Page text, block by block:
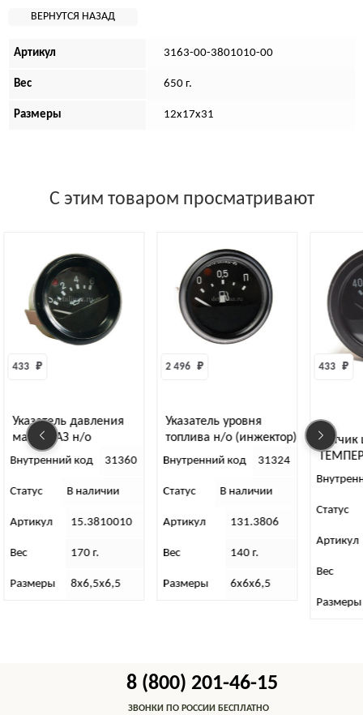
Артикул 3163-00-3801010-00
Вес 650 г.
Размеры 12х17х31
С этим товаром просматривают
31360
Указатель уровня
топлива н/о (инжектор)
Внутренний код 31324
Статус В наличии
Артикул 131.3806
Вес
Размеры 6х6х6,5
Датчик щитка приборов
ТЕМПЕРАТУРЫ с/о ЗАВОД
35889
В наличии
УК-145А3807010
8 (800) 201-46-15
ЗВОНКИ ПО РОССИИ БЕСПЛАТНО